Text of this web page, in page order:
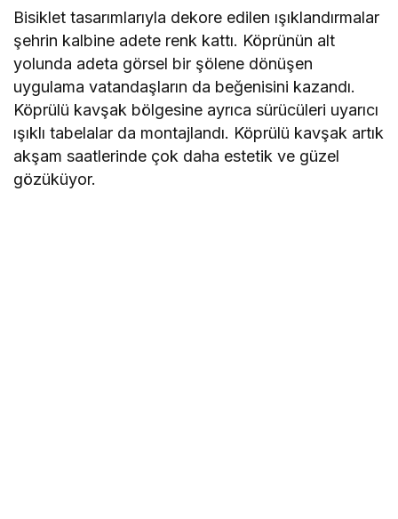
Bisiklet tasarımlarıyla dekore edilen ışıklandırmalar
şehrin kalbine adete renk kattı. Köprünün alt
yolunda adeta görsel bir şölene dönüşen
uygulama vatandaşların da beğenisini kazandı.
Köprülü kavşak bölgesine ayrıca sürücüleri uyarıcı
ışıklı tabelalar da montajlandı. Köprülü kavşak artık
akşam saatlerinde çok daha estetik ve güzel
gözüküyor.